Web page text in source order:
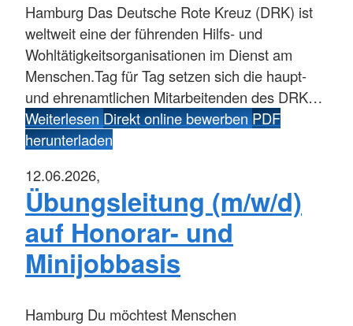
Hamburg Das Deutsche Rote Kreuz (DRK) ist
weltweit eine der führenden Hilfs- und
Wohltätigkeitsorganisationen im Dienst am
Menschen.Tag für Tag setzen sich die haupt-
und ehrenamtlichen Mitarbeitenden des DRK…
WeiterlesenDirekt online bewerbenPDF
herunterladen
12.06.2026,
Übungsleitung (m/w/d)
auf Honorar- und
Minijobbasis
Hamburg Du möchtest Menschen